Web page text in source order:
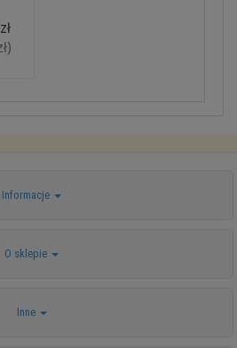
)
Informacje
O sklepie
Inne